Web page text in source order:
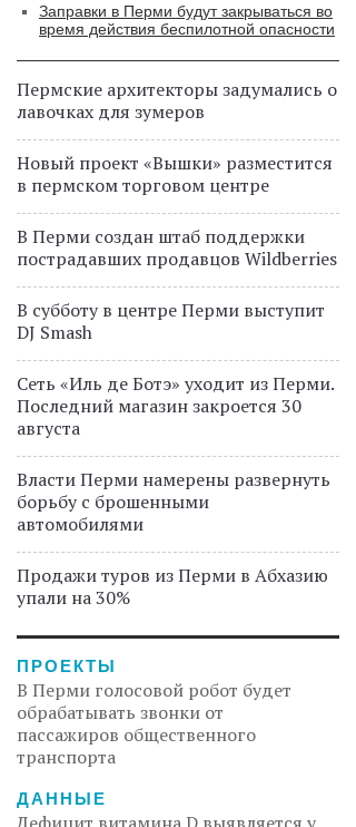
Заправки в Перми будут закрываться во
время действия беспилотной опасности
Пермские архитекторы задумались о
лавочках для зумеров
Новый проект «Вышки» разместится
в пермском торговом центре
В Перми создан штаб поддержки
пострадавших продавцов Wildberries
В субботу в центре Перми выступит
DJ Smash
Сеть «Иль де Ботэ» уходит из Перми.
Последний магазин закроется 30
августа
Власти Перми намерены развернуть
борьбу с брошенными
автомобилями
Продажи туров из Перми в Абхазию
упали на 30%
ПРОЕКТЫ
В Перми голосовой робот будет
обрабатывать звонки от
пассажиров общественного
транспорта
ДАННЫЕ